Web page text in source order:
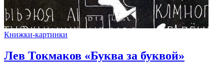
Книжки-картинки
Лев Токмаков «Буква за буквой»